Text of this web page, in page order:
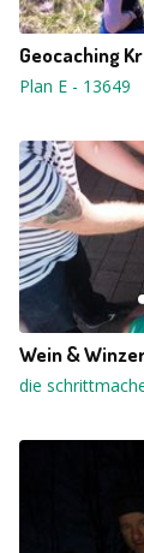
Geocaching
Plan E - 13649
Wein &
die